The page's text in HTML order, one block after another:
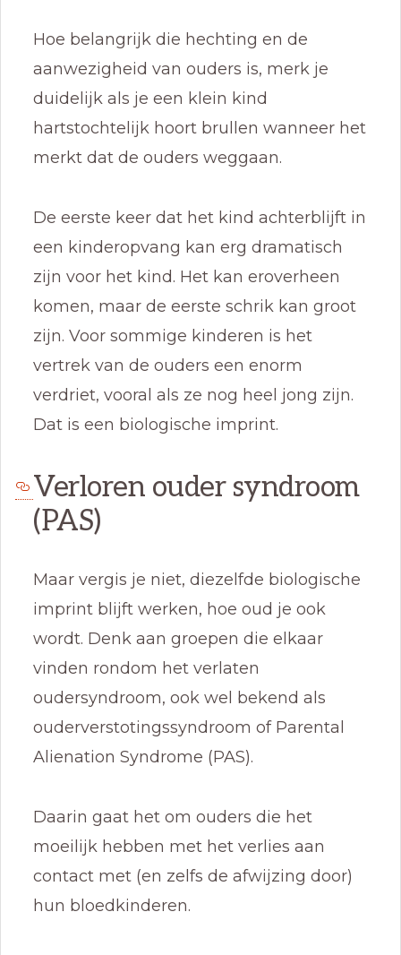
Hoe belangrijk die hechting en de
aanwezigheid van ouders is, merk je
duidelijk als je een klein kind
hartstochtelijk hoort brullen wanneer het
merkt dat de ouders weggaan.
De eerste keer dat het kind achterblijft in
een kinderopvang kan erg dramatisch
zijn voor het kind. Het kan eroverheen
komen, maar de eerste schrik kan groot
zijn. Voor sommige kinderen is het
vertrek van de ouders een enorm
verdriet, vooral als ze nog heel jong zijn.
Dat is een biologische imprint.
Verloren ouder syndroom
(PAS)
Maar vergis je niet, diezelfde biologische
imprint blijft werken, hoe oud je ook
wordt. Denk aan groepen die elkaar
vinden rondom het verlaten
oudersyndroom, ook wel bekend als
ouderverstotingssyndroom of Parental
Alienation Syndrome (PAS).
Daarin gaat het om ouders die het
moeilijk hebben met het verlies aan
contact met (en zelfs de afwijzing door)
hun bloedkinderen.